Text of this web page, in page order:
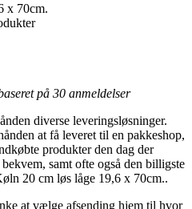
x 70cm.
på 30 anmeldelser
diverse leveringsløsninger.
at få leveret til en pakkeshop,
produkter den dag der
samt ofte også den billigste
20 cm løs låge 19,6 x 70cm..
at vælge afsending hjem til hvor